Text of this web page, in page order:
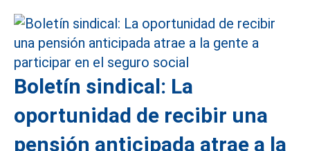
Boletín sindical: La
oportunidad de recibir una
pensión anticipada atrae a la